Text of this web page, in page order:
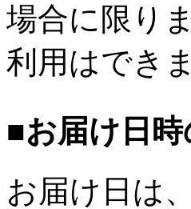
場合に限り
利用はでき
■お届け日
お届け日は